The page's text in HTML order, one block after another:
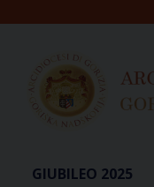
GIUBILEO 2025